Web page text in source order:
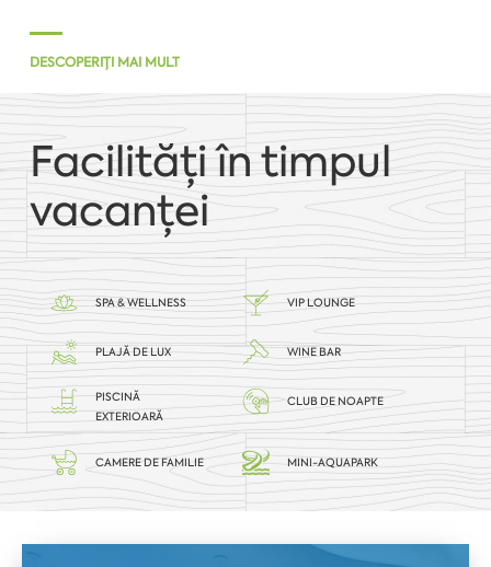
DESCOPERIȚI MAI MULT
Facilități în timpul
vacanței
SPA & WELLNESS VIP LOUNGE
PLAJĂ DE LUX WINE BAR
PISCINĂ
EXTERIOARĂ
CLUB DE NOAPTE
CAMERE DE FAMILIE MINI-AQUAPARK